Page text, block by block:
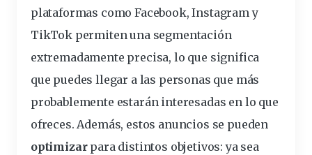
plataformas como Facebook, Instagram y
TikTok permiten una segmentación
extremadamente precisa, lo que significa
que puedes llegar a las personas que más
probablemente estarán interesadas en lo que
ofreces. Además, estos anuncios se pueden
optimizarpara distintos objetivos: ya sea